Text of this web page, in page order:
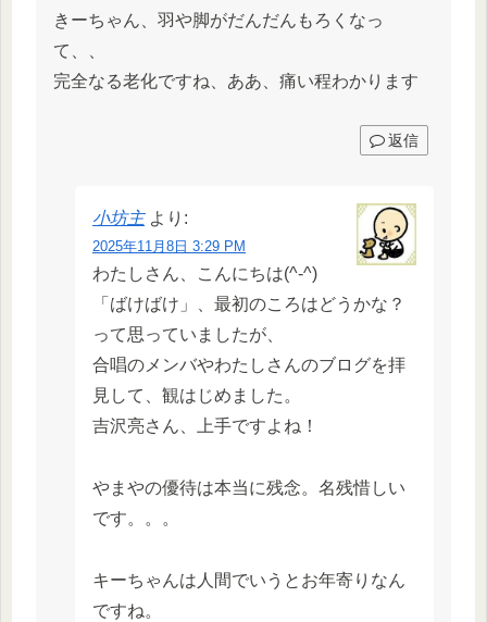
きーちゃん、羽や脚がだんだんもろくなっ
て、、
完全なる老化ですね、ああ、痛い程わかります
返信
小坊主 より:
2025年11月8日 3:29 PM
わたしさん、こんにちは(^-^)
「ばけばけ」、最初のころはどうかな？
って思っていましたが、
合唱のメンバやわたしさんのブログを拝
見して、観はじめました。
吉沢亮さん、上手ですよね！
やまやの優待は本当に残念。名残惜しい
です。。。
キーちゃんは人間でいうとお年寄りなん
ですね。